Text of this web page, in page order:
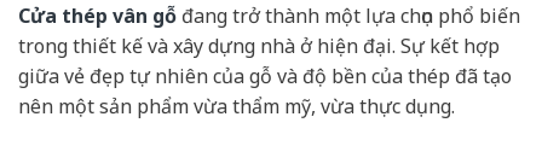
Cửa thép vân gỗ đang trở thành một lựa chọn phổ biến
trong thiết kế và xây dựng nhà ở hiện đại. Sự kết hợp
giữa vẻ đẹp tự nhiên của gỗ và độ bền của thép đã tạo
nên một sản phẩm vừa thẩm mỹ, vừa thực dụng.